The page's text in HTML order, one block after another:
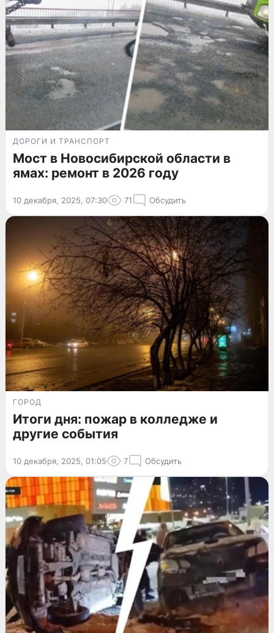
ДОРОГИ И ТРАНСПОРТ
Мост в Новосибирской области в
ямах: ремонт в 2026 году
10 декабря, 2025, 07:30 71 Обсудить
ГОРОД
Итоги дня: пожар в колледже и
другие события
10 декабря, 2025, 01:05 7 Обсудить